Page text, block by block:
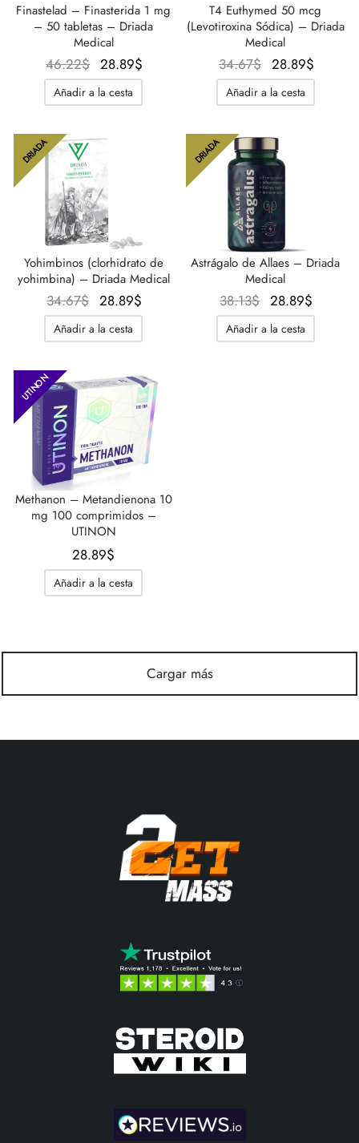
Finastelad – Finasterida 1 mg
– 50 tabletas – Driada
Medical
46.22$
El
precio
original
46.22$.
28.89$
Añadir a la cesta
T4 Euthymed 50 mcg
(Levotiroxina Sódica) – Driada
Medical
34.67$
El
precio
original
34.67$.
28.89$
Añadir a la cesta
DRIADA
Yohimbinos (clorhidrato de
yohimbina) – Driada Medical
34.67$
El
precio
original
34.67$.
28.89$
28.89$.
Añadir a la cesta
DRIADA
Astrágalo de Allaes – Driada
Medical
38.13$
El
precio
original
28.89$
Añadir a la cesta
UTINON
Methanon – Metandienona 10
mg 100 comprimidos –
UTINON
28.89$
Añadir a la cesta
Cargar más